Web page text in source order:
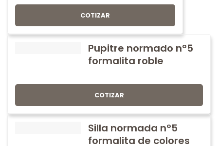
COTIZAR
Pupitre normado nº5
formalita roble
COTIZAR
Silla normada nº5
formalita de colores